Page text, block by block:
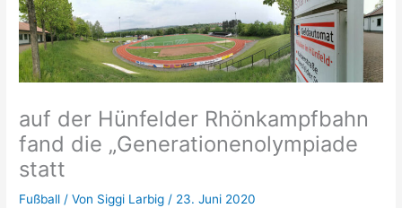
auf der Hünfelder Rhönkampfbahn
fand die „Generationenolympiade
statt
Fußball / Von Siggi Larbig / 23. Juni 2020